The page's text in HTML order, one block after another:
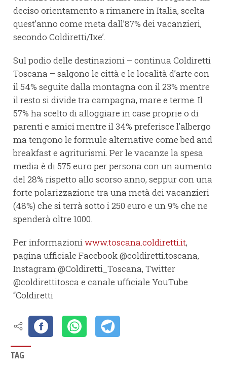
deciso orientamento a rimanere in Italia, scelta
quest’anno come meta dall’87% dei vacanzieri,
secondo Coldiretti/Ixe’.
Sul podio delle destinazioni – continua Coldiretti
Toscana – salgono le città e le località d’arte con
il 54% seguite dalla montagna con il 23% mentre
il resto si divide tra campagna, mare e terme. Il
57% ha scelto di alloggiare in case proprie o di
parenti e amici mentre il 34% preferisce l’albergo
ma tengono le formule alternative come bed and
breakfast e agriturismi. Per le vacanze la spesa
media è di 575 euro per persona con un aumento
del 28% rispetto allo scorso anno, seppur con una
forte polarizzazione tra una metà dei vacanzieri
(48%) che si terrà sotto i 250 euro e un 9% che ne
spenderà oltre 1000.
Per informazioniwww.toscana.coldiretti.it,
pagina ufficiale Facebook @coldiretti.toscana,
Instagram @Coldiretti_Toscana, Twitter
@coldirettitosca e canale ufficiale YouTube
“Coldiretti
TAG